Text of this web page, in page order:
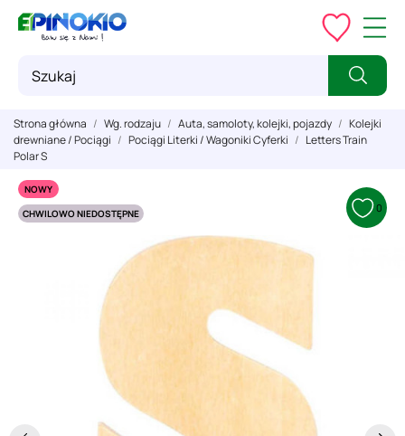
Strona główna Wg. rodzaju Auta, samoloty, kolejki, pojazdy
Kolejki
drewniane / Pociągi
Pociągi Literki / Wagoniki Cyferki
Letters Train
Polar S
NOWY
CHWILOWO NIEDOSTĘPNE
0